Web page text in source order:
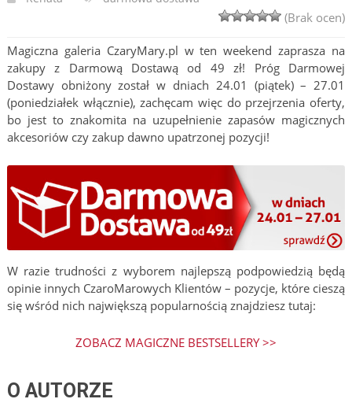
(Brak ocen)
Magiczna galeria CzaryMary.pl w ten weekend zaprasza na
zakupy z Darmową Dostawą od 49 zł! Próg Darmowej
Dostawy obniżony został w dniach 24.01 (piątek) – 27.01
(poniedziałek włącznie), zachęcam więc do przejrzenia oferty,
bo jest to znakomita na uzupełnienie zapasów magicznych
akcesoriów czy zakup dawno upatrzonej pozycji!
W razie trudności z wyborem najlepszą podpowiedzią będą
opinie innych CzaroMarowych Klientów – pozycje, które cieszą
się wśród nich największą popularnością znajdziesz tutaj:
ZOBACZ MAGICZNE BESTSELLERY >>
O AUTORZE